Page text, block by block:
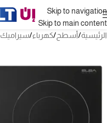
Skip to navigation
Skip to main content
الرئيسية/أسطح/كهرباء/سيراميك